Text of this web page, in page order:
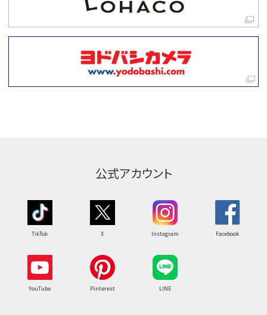
公式アカウント
TikTok X Instagram Facebook
YouTube Pinterest LINE